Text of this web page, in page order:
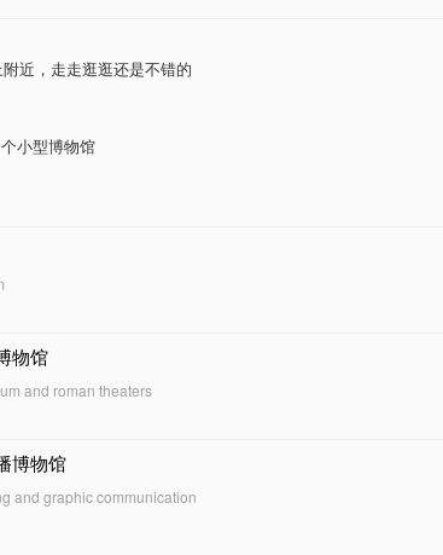
近，走走逛逛还是不错的
小型博物馆
物馆
and roman theaters
博物馆
and graphic communication